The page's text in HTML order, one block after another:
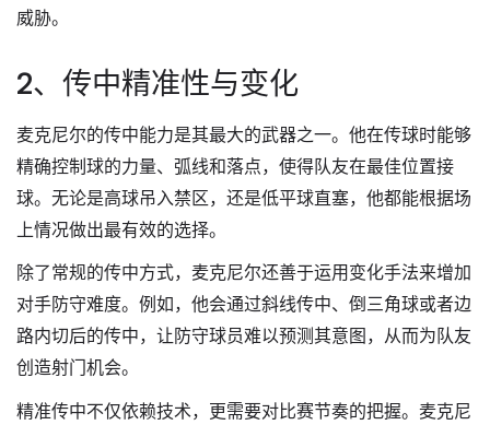
威胁。
2、传中精准性与变化
麦克尼尔的传中能力是其最大的武器之一。他在传球时能够
精确控制球的力量、弧线和落点，使得队友在最佳位置接
球。无论是高球吊入禁区，还是低平球直塞，他都能根据场
上情况做出最有效的选择。
除了常规的传中方式，麦克尼尔还善于运用变化手法来增加
对手防守难度。例如，他会通过斜线传中、倒三角球或者边
路内切后的传中，让防守球员难以预测其意图，从而为队友
创造射门机会。
精准传中不仅依赖技术，更需要对比赛节奏的把握。麦克尼